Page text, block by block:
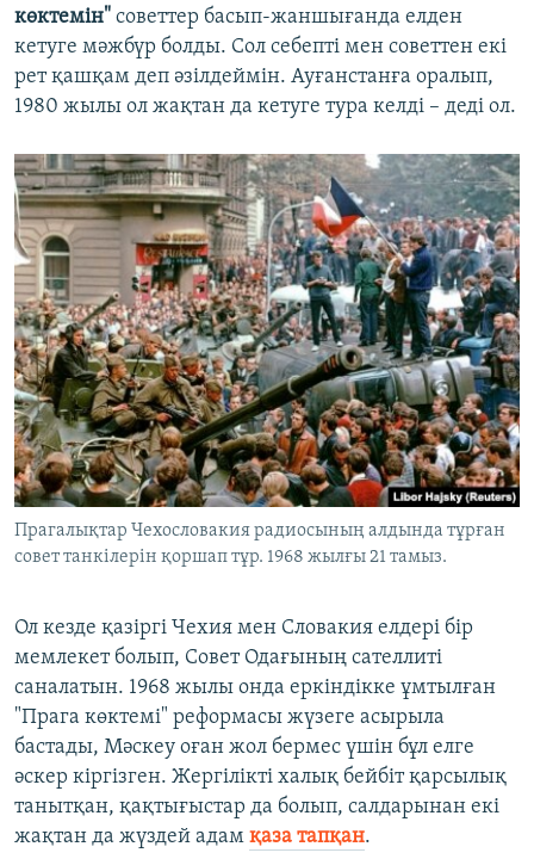
көктемін" советтер басып-жаншығанда елден
кетуге мәжбүр болды. Сол себепті мен советтен екі
рет қашқам деп әзілдеймін. Ауғанстанға оралып,
1980 жылы ол жақтан да кетуге тура келді – деді ол.
Прагалықтар Чехословакия радиосының алдында тұрған
совет танкілерін қоршап тұр. 1968 жылғы 21 тамыз.
Ол кезде қазіргі Чехия мен Словакия елдері бір
мемлекет болып, Совет Одағының сателлиті
саналатын. 1968 жылы онда еркіндікке ұмтылған
"Прага көктемі" реформасы жүзеге асырыла
бастады, Мәскеу оған жол бермес үшін бұл елге
әскер кіргізген. Жергілікті халық бейбіт қарсылық
танытқан, қақтығыстар да болып, салдарынан екі
жақтан да жүздей адам қаза тапқан.